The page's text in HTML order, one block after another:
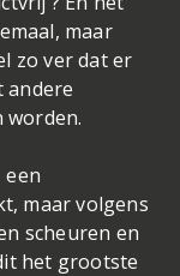
maar
zo ver dat er
andere
worden.
een
maar volgens
scheuren en
het grootste